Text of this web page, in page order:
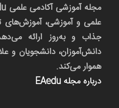
علمی و آموزشی،
جذاب و به‌روز ارائه
دانش‌آموزان، دانشجویان و
هموار می‌کند.
درباره مجله EAedu